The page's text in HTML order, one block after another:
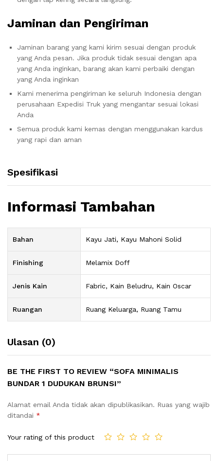
Jaminan dan Pengiriman
Jaminan barang yang kami kirim sesuai dengan produk
yang Anda pesan. Jika produk tidak sesuai dengan apa
yang Anda inginkan, barang akan kami perbaiki dengan
yang Anda inginkan
Kami menerima pengiriman ke seluruh Indonesia dengan
perusahaan Expedisi Truk yang mengantar sesuai lokasi
Anda
Semua produk kami kemas dengan menggunakan kardus
yang rapi dan aman
Spesifikasi
Informasi Tambahan
Bahan Kayu Jati, Kayu Mahoni Solid
Finishing Melamix Doff
Jenis Kain Fabric, Kain Beludru, Kain Oscar
Ruangan Ruang Keluarga, Ruang Tamu
Ulasan (0)
BE THE FIRST TO REVIEW “SOFA MINIMALIS
BUNDAR 1 DUDUKAN BRUNSI”
Alamat email Anda tidak akan dipublikasikan. Ruas yang wajib
ditandai *
Your rating of this product